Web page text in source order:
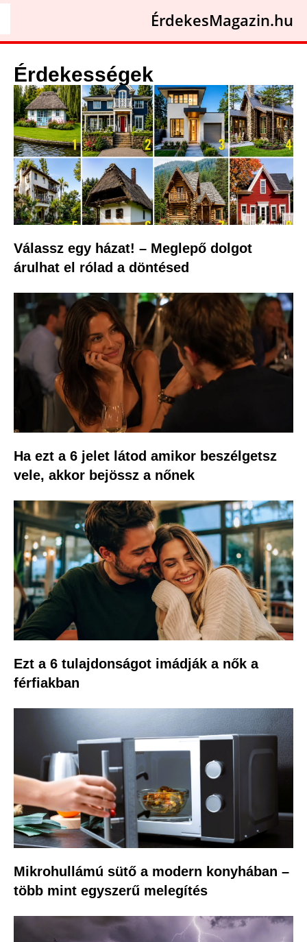
ÉrdekesMagazin.hu
Érdekességek
Válassz egy házat! – Meglepő dolgot
árulhat el rólad a döntésed
Ha ezt a 6 jelet látod amikor beszélgetsz
vele, akkor bejössz a nőnek
Ezt a 6 tulajdonságot imádják a nők a
férfiakban
Mikrohullámú sütő a modern konyhában –
több mint egyszerű melegítés